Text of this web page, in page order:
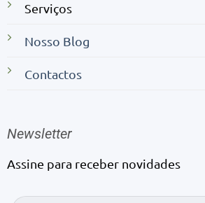
Serviços
Nosso Blog
Contactos
Newsletter
Assine para receber novidades